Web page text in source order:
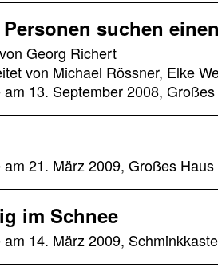
suchen
Georg Richert
von Michael Rössner, Elke
am 13. September 2008,
am 21. März 2009, Großes Haus
im Schnee
am 14. März 2009,